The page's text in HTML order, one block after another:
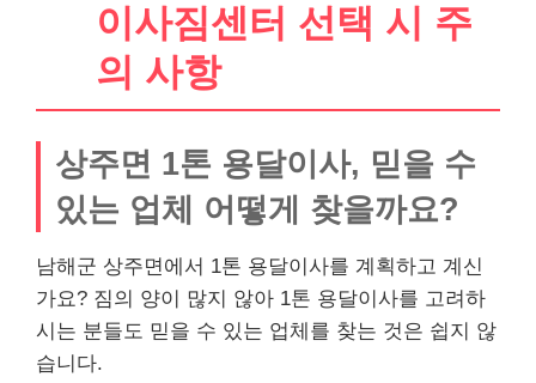
이사짐센터 선택 시 주
의 사항
상주면 1톤 용달이사, 믿을 수
있는 업체 어떻게 찾을까요?
남해군 상주면에서 1톤 용달이사를 계획하고 계신
가요? 짐의 양이 많지 않아 1톤 용달이사를 고려하
시는 분들도 믿을 수 있는 업체를 찾는 것은 쉽지 않
습니다.